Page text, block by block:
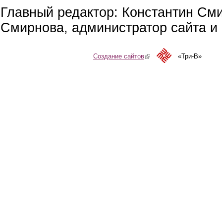
Главный редактор: Константин
Смирнова, администратор сайта
Создание сайтов(link is external)«Три-В»